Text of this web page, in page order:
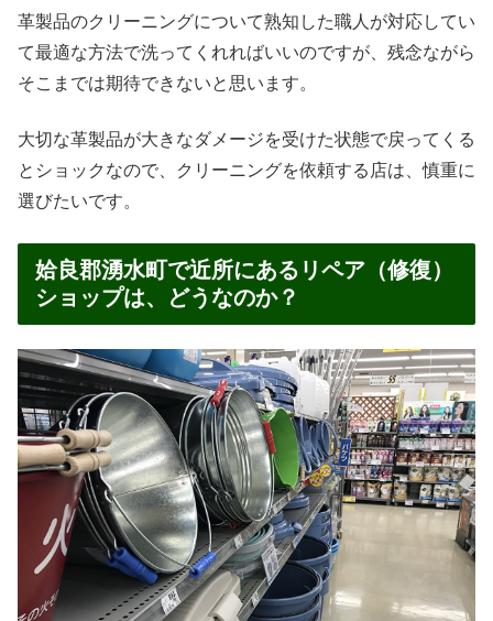
革製品のクリーニングについて熟知した職人が対応してい
て最適な方法で洗ってくれればいいのですが、残念ながら
そこまでは期待できないと思います。
大切な革製品が大きなダメージを受けた状態で戻ってくる
とショックなので、クリーニングを依頼する店は、慎重に
選びたいです。
姶良郡湧水町で近所にあるリペア（修復）
ショップは、どうなのか？